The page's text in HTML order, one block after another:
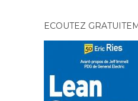
ECOUTEZ